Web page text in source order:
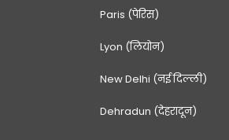
Paris (पेरिस)
Lyon (लियोन)
New Delhi (नई दिल्ली)
Dehradun (देहरादून)